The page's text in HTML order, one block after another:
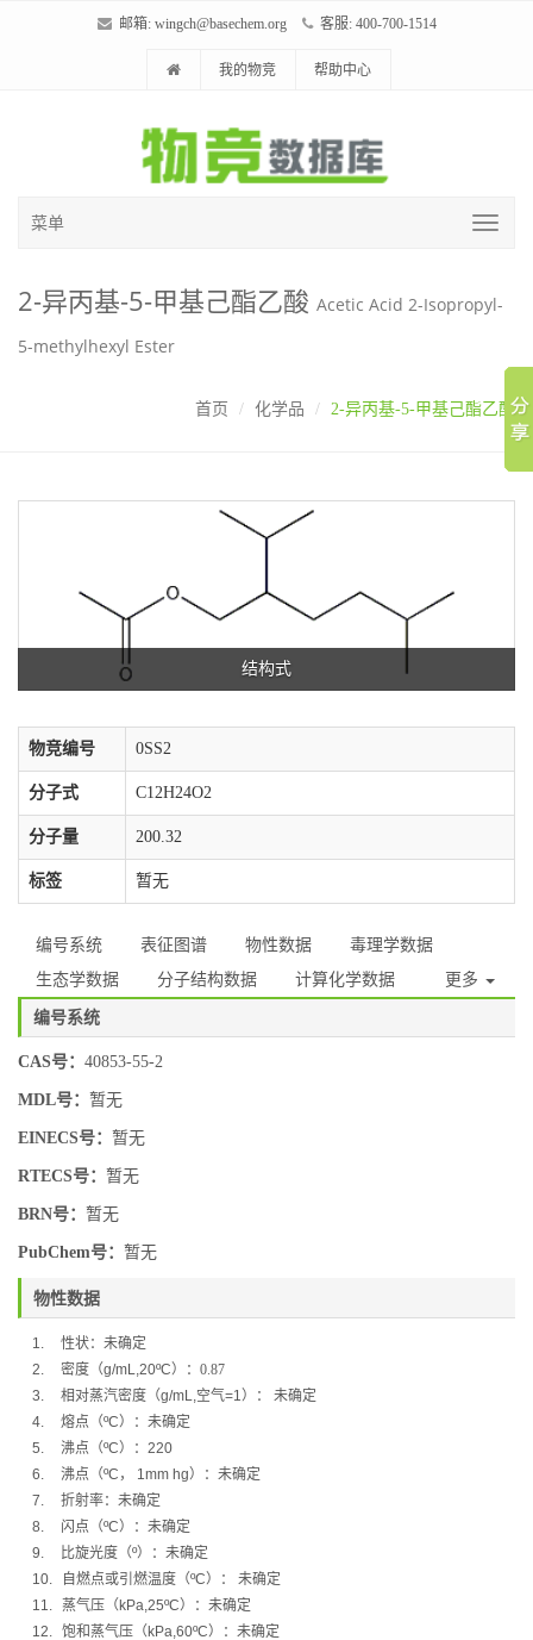
邮箱: wingch@basechem.org 客服: 400-700-1514
我的物竞 帮助中心
菜单
2-异丙基-5-甲基己酯乙酸 Acetic Acid 2-Isopropyl-
5-methylhexyl Ester
首页 化学品 2-异丙基-5-甲基己酯乙酸
结构式
物竞编号 0SS2
分子式 C12H24O2
分子量 200.32
标签 暂无
编号系统 表征图谱 物性数据
毒理学数据
生态学数据
分子结构数据 计算化学数据 更多
编号系统
CAS号： 40853-55-2
MDL号： 暂无
EINECS号： 暂无
RTECS号： 暂无
BRN号： 暂无
PubChem号： 暂无
物性数据
1.
性状：未确定
2.
密度（g/mL,20ºC）： 0.87
3.
相对蒸汽密度（g/mL,空气=1）：
未确定
4.
熔点（ºC）： 未确定
5.
沸点（ºC）： 220
6.
沸点（ºC ， 1mm hg）：未确定
7.
折射率： 未确定
8.
闪点（ºC）： 未确定
9.
比旋光度（º）： 未确定
10.
自燃点或引燃温度（ºC）：
未确定
11.
蒸气压（ kPa,25ºC）： 未确定
12. 饱和蒸气压（ kPa,60ºC）： 未确定